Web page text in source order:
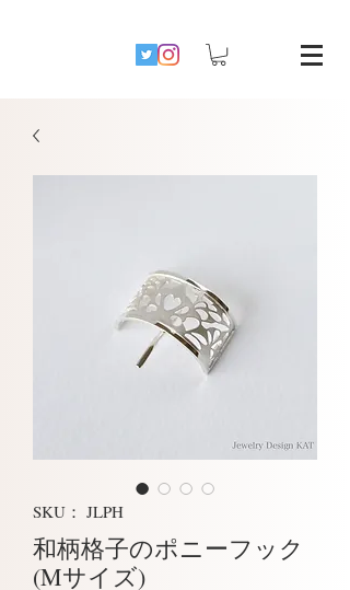
SKU： JLPH
和柄格子のポニーフック
(Mサイズ)